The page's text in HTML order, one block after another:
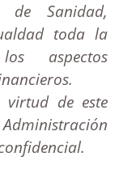
Sanidad,
toda la
aspectos
virtud de este